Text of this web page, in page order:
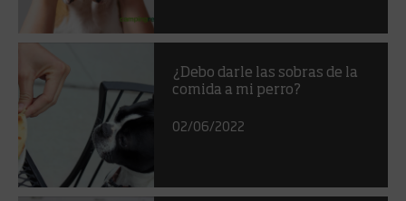
¿Debo darle las sobras de la
comida a mi perro?
02/06/2022